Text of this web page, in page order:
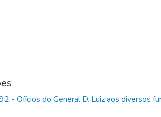
- Ofícios do General D. Luiz aos diversos